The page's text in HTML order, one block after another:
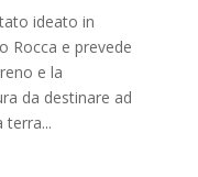
ideato in
Rocca e prevede
e la
da destinare ad
terra...